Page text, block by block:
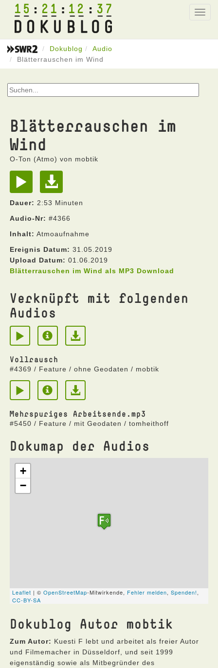
15 21 12 37
Dokublog
Audio
Blätterrauschen im Wind
Blätterrauschen im
Wind
O-Ton (Atmo) von mobtik
Dauer: 2:53 Minuten
Audio-Nr: #4366
Inhalt: Atmoaufnahme
Ereignis Datum: 31.05.2019
Upload Datum: 01.06.2019
Blätterrauschen im Wind als MP3 Download
Verknüpft mit folgenden
Audios
Vollrausch
#4369 / Feature / ohne Geodaten / mobtik
Mehrspuriges Arbeitsende.mp3
#5450 / Feature / mit Geodaten / tomheithoff
Dokumap der Audios
Dokublog Autor mobtik
Zum Autor: Kuesti F lebt und arbeitet als freier Autor
und Filmemacher in Düsseldorf, und seit 1999
eigenständig sowie als Mitbegründer des